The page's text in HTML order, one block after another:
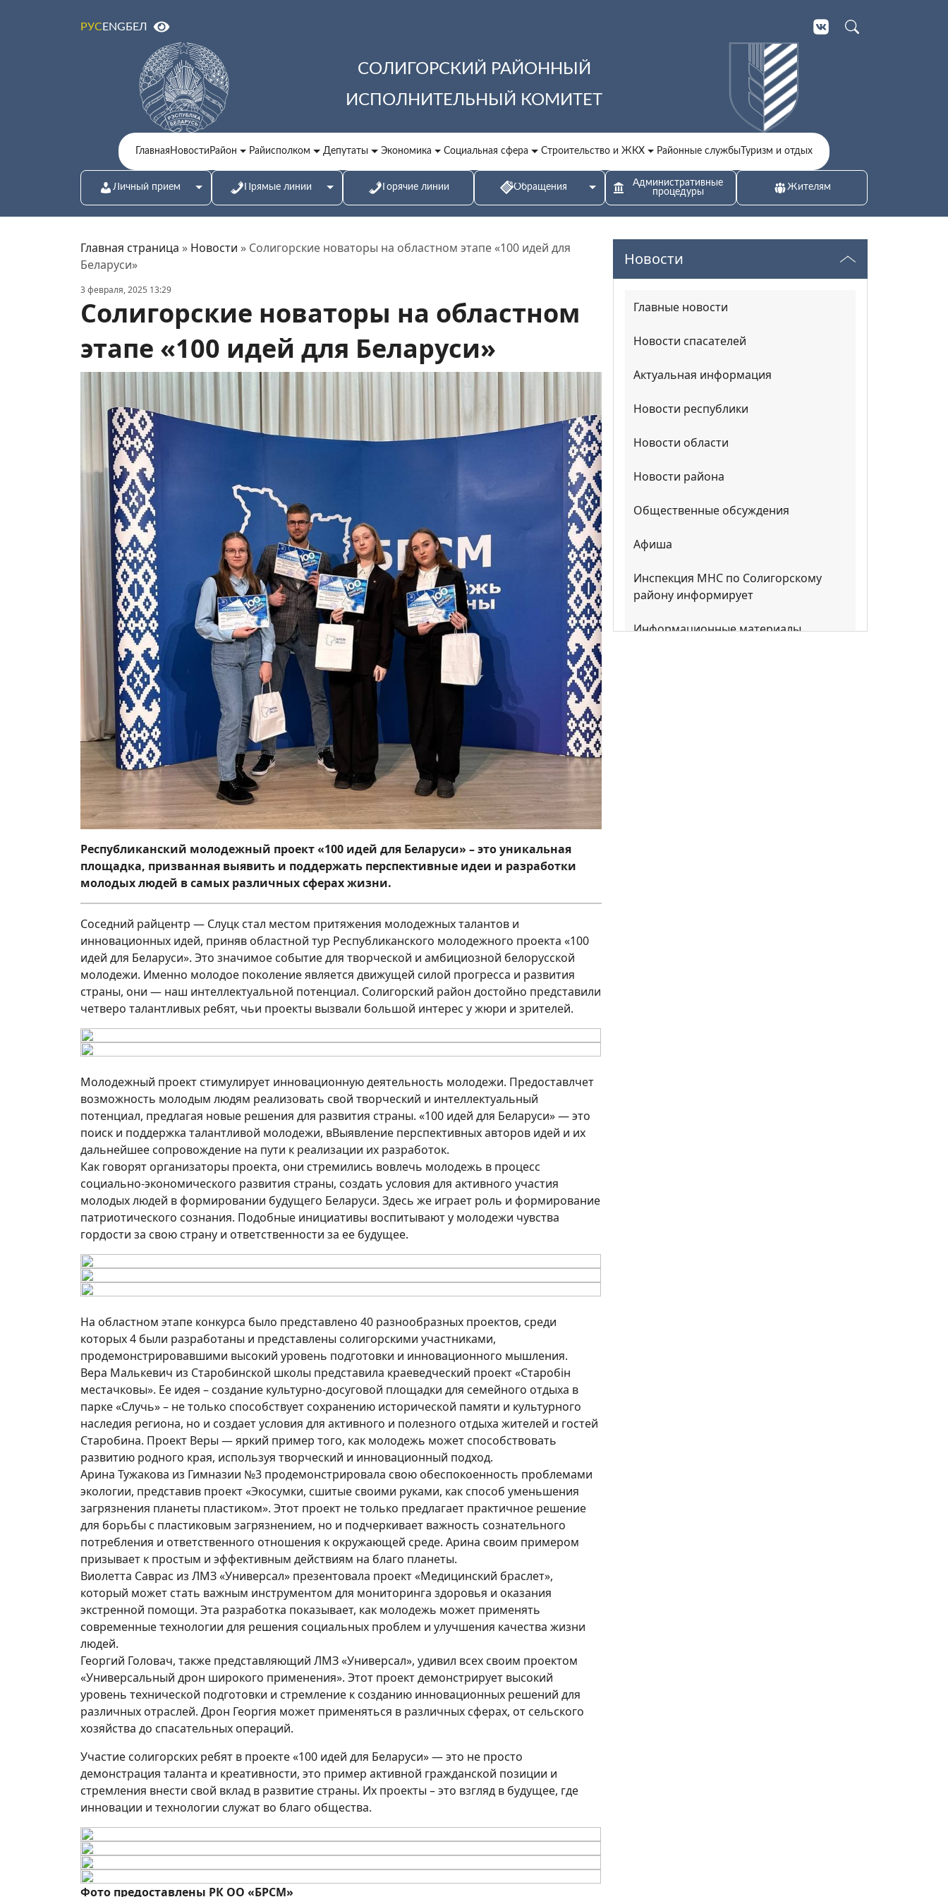
РУСENGБЕЛ
СОЛИГОРСКИЙ РАЙОННЫЙ
ИСПОЛНИТЕЛЬНЫЙ КОМИТЕТ
Главная Новости Район Райисполком Депутаты Экономика Социальная сфера Строительство и ЖКХ Районные службы Туризм и отдых
Личный прием Прямые линии Горячие линии Обращения
Административные
процедуры
Жителям
Главная страница » Новости » Солигорские новаторы на областном этапе «100 идей для
Беларуси»
3 февраля, 2025 13:29
Солигорские новаторы на областном
этапе «100 идей для Беларуси»
Республиканский молодежный проект «100 идей для Беларуси» – это уникальная
площадка, призванная выявить и поддержать перспективные идеи и разработки
молодых людей в самых различных сферах жизни.
Соседний райцентр — Слуцк стал местом притяжения молодежных талантов и
инновационных идей, приняв областной тур Республиканского молодежного проекта «100
идей для Беларуси». Это значимое событие для творческой и амбициозной белорусской
молодежи. Именно молодое поколение является движущей силой прогресса и развития
страны, они — наш интеллектуальной потенциал. Солигорский район достойно представили
четверо талантливых ребят, чьи проекты вызвали большой интерес у жюри и зрителей.
Молодежный проект стимулирует инновационную деятельность молодежи. Предоставлчет
возможность молодым людям реализовать свой творческий и интеллектуальный
потенциал, предлагая новые решения для развития страны. «100 идей для Беларуси» — это
поиск и поддержка талантливой молодежи, вВыявление перспективных авторов идей и их
дальнейшее сопровождение на пути к реализации их разработок.
Как говорят организаторы проекта, они стремились вовлечь молодежь в процесс
социально-экономического развития страны, создать условия для активного участия
молодых людей в формировании будущего Беларуси. Здесь же играет роль и формирование
патриотического сознания. Подобные инициативы воспитывают у молодежи чувства
гордости за свою страну и ответственности за ее будущее.
На областном этапе конкурса было представлено 40 разнообразных проектов, среди
которых 4 были разработаны и представлены солигорскими участниками,
продемонстрировавшими высокий уровень подготовки и инновационного мышления.
Вера Малькевич из Старобинской школы представила краеведческий проект «Старобін
местачковы». Ее идея – создание культурно-досуговой площадки для семейного отдыха в
парке «Случь» – не только способствует сохранению исторической памяти и культурного
наследия региона, но и создает условия для активного и полезного отдыха жителей и гостей
Старобина. Проект Веры — яркий пример того, как молодежь может способствовать
развитию родного края, используя творческий и инновационный подход.
Арина Тужакова из Гимназии №3 продемонстрировала свою обеспокоенность проблемами
экологии, представив проект «Экосумки, сшитые своими руками, как способ уменьшения
загрязнения планеты пластиком». Этот проект не только предлагает практичное решение
для борьбы с пластиковым загрязнением, но и подчеркивает важность сознательного
потребления и ответственного отношения к окружающей среде. Арина своим примером
призывает к простым и эффективным действиям на благо планеты.
Виолетта Саврас из ЛМЗ «Универсал» презентовала проект «Медицинский браслет»,
который может стать важным инструментом для мониторинга здоровья и оказания
экстренной помощи. Эта разработка показывает, как молодежь может применять
современные технологии для решения социальных проблем и улучшения качества жизни
людей.
Георгий Головач, также представляющий ЛМЗ «Универсал», удивил всех своим проектом
«Универсальный дрон широкого применения». Этот проект демонстрирует высокий
уровень технической подготовки и стремление к созданию инновационных решений для
различных отраслей. Дрон Георгия может применяться в различных сферах, от сельского
хозяйства до спасательных операций.
Участие солигорских ребят в проекте «100 идей для Беларуси» — это не просто
демонстрация таланта и креативности, это пример активной гражданской позиции и
стремления внести свой вклад в развитие страны. Их проекты – это взгляд в будущее, где
инновации и технологии служат во благо общества.
Фото предоставлены РК ОО «БРСМ»
Новости
Главные новости
Новости спасателей
Актуальная информация
Новости республики
Новости области
Новости района
Общественные обсуждения
Афиша
Инспекция МНС по Солигорскому
району информирует
Информационные материалы